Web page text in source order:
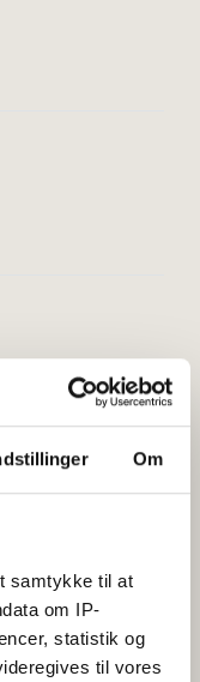
Om
samtykke til at
om IP-
statistik og
til vores
fokus på en
frost),
til seks personer.
til fem
du
bedst egnet til
med elvarme.
med
for at følge
du toilet- og
med
aflukkede, så du